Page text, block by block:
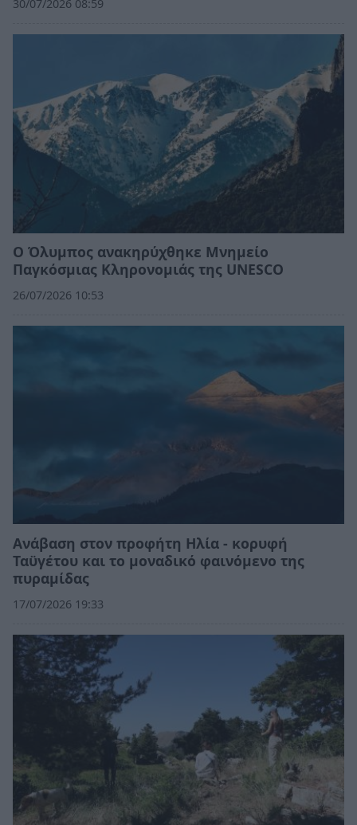
30/07/2026 08:59
Ο Όλυμπος ανακηρύχθηκε Μνημείο
Παγκόσμιας Κληρονομιάς της UNESCO
26/07/2026 10:53
Ανάβαση στον προφήτη Ηλία - κορυφή
Ταϋγέτου και το μοναδικό φαινόμενο της
πυραμίδας
17/07/2026 19:33